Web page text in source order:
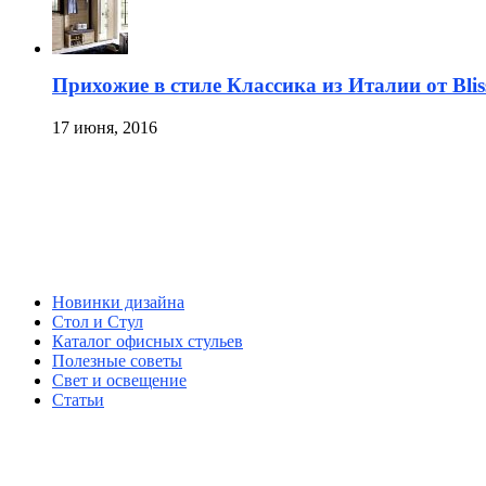
Прихожие в стиле Классика из Италии от
17 июня, 2016
Новинки дизайна
Стол и Стул
Каталог офисных стульев
Полезные советы
Свет и освещение
Статьи